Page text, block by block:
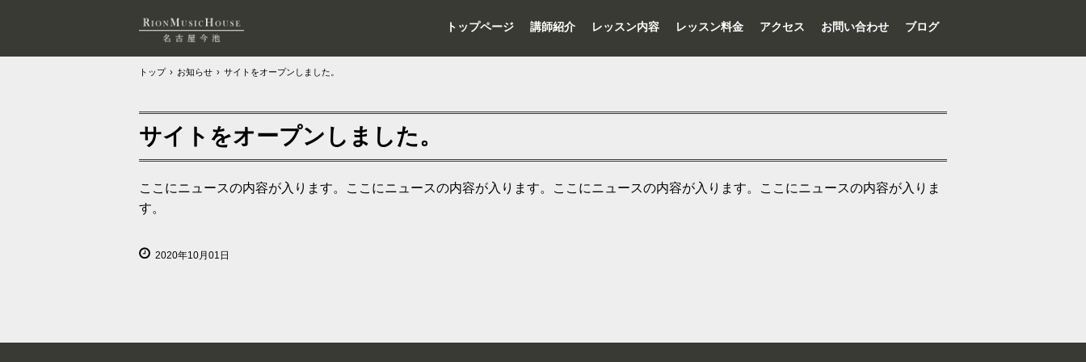
トップページ 講師紹介 レッスン内容 レッスン料金 アクセス お問い合わせ ブログ
トップ › お知らせ › サイトをオープンしました。
サイトをオープンしました。
ここにニュースの内容が入ります。ここにニュースの内容が入ります。ここにニュースの内容が入ります。ここにニュースの内容が入りま
す。
2020年10月01日